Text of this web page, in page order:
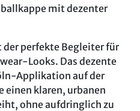
mit dezenter
der perfekte Begleiter für
Looks. Das dezente
Applikation auf der
einen klaren, urbanen
ohne aufdringlich zu